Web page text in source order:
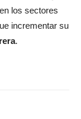
los sectores
incrementar su
.